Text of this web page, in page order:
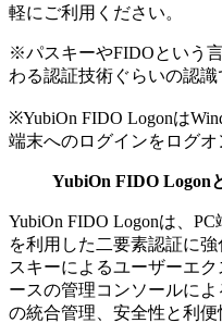
軽にご利用ください。
※パスキーやFIDOという
わる認証技術ぐらいの認識
※YubiOn FIDO Logonは
端末へのログインをログオ
YubiOn FIDO Logon
YubiOn FIDO Logonは、
を利用した二要素認証に
スキーによるユーザーエ
ースの管理コンソールに
の統合管理、安全性と利